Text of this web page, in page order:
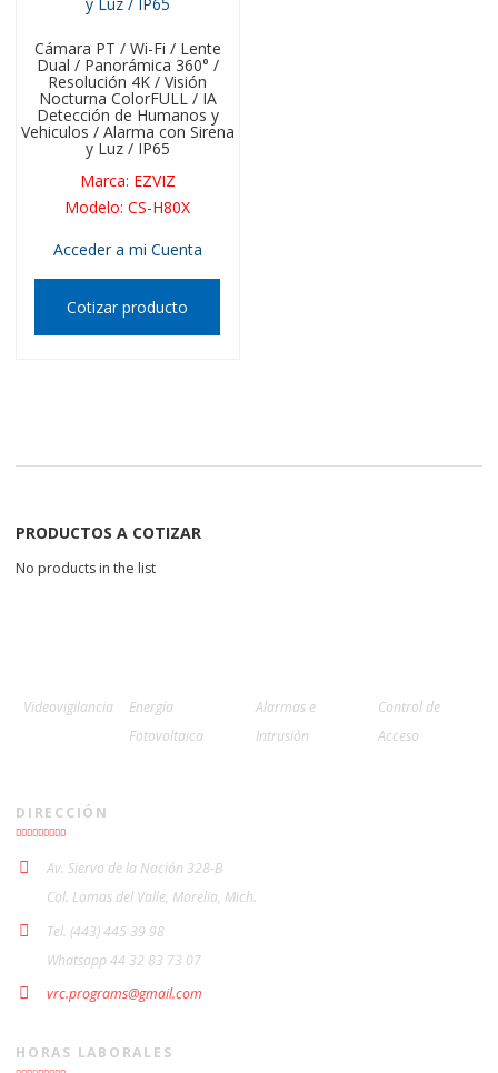
Cámara PT / Wi-Fi / Lente
Dual / Panorámica 360° /
Resolución 4K / Visión
Nocturna ColorFULL / IA
Detección de Humanos y
Vehiculos / Alarma con Sirena
y Luz / IP65
Marca: EZVIZ
Modelo:CS-H80X
Acceder a mi Cuenta
Cotizar producto
PRODUCTOS A COTIZAR
No products in the list
Videovigilancia
Energía
Fotovoltaica
Alarmas e
Intrusión
Control de
Acceso
DIRECCIÓN
Av. Siervo de la Nación 328-B
Col. Lomas del Valle, Morelia, Mich.
Tel. (443) 445 39 98
Whatsapp 44 32 83 73 07
vrc.programs@gmail.com
HORAS LABORALES